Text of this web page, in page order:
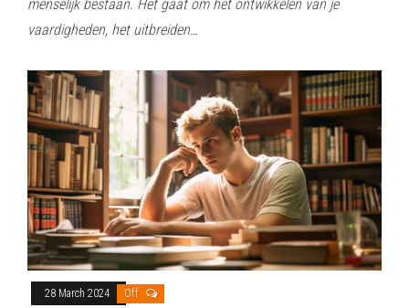
menselijk bestaan. Het gaat om het ontwikkelen van je
vaardigheden, het uitbreiden…
28 March 2024 Off